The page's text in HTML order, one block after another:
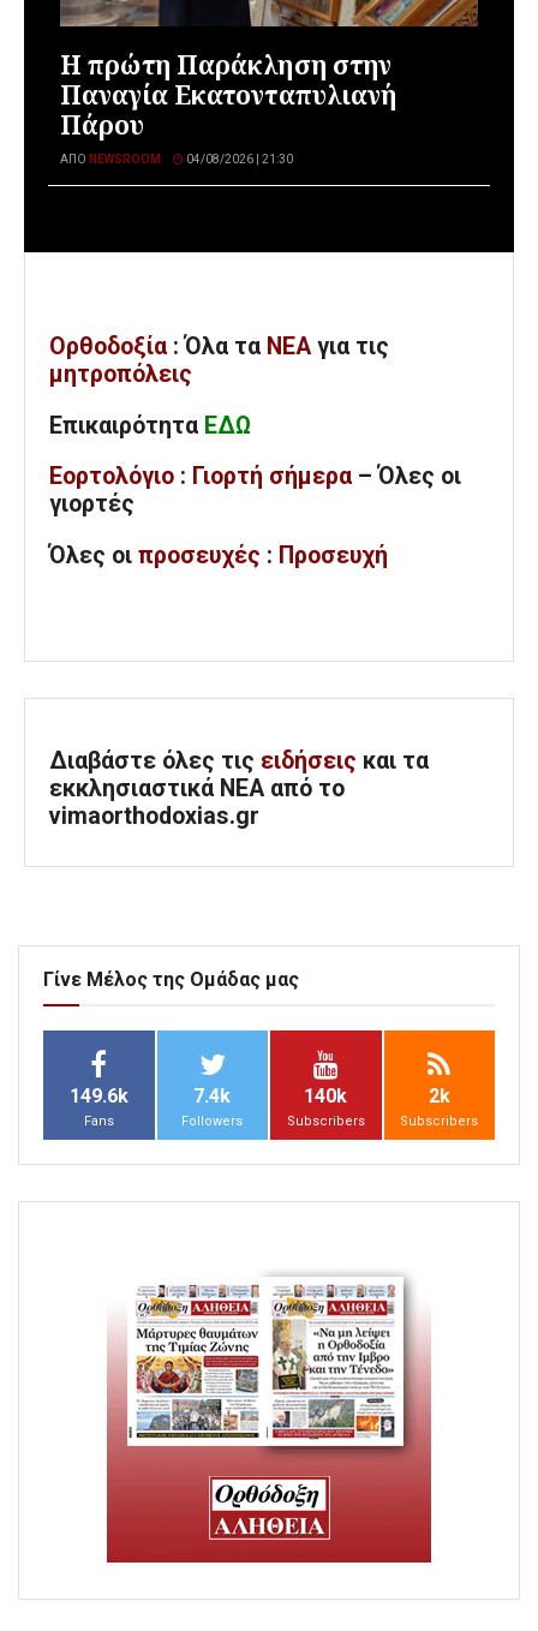
Η πρώτη Παράκληση στην
Παναγία Εκατονταπυλιανή
Πάρου
ΑΠΌ NEWSROOM 04/08/2026 | 21:30
Ορθοδοξία : Όλα τα ΝΕΑ για τις
μητροπόλεις
Επικαιρότητα ΕΔΩ
Εορτολόγιο : Γιορτή σήμερα – Όλες οι
γιορτές
Όλες οι προσευχές : Προσευχή
Διαβάστε όλες τις ειδήσεις και τα
εκκλησιαστικά ΝΕΑ από το
vimaorthodoxias.gr
Γίνε Μέλος της Ομάδας μας
149.6k
Fans
7.4k
Followers
140k
Subscribers
2k
Subscribers